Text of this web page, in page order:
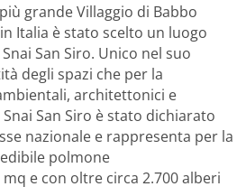
grande Villaggio di Babbo
Italia è stato scelto un luogo
San Siro. Unico nel suo
degli spazi che per la
architettonici e
San Siro è stato dichiarato
nazionale e rappresenta per la
polmone
e con oltre circa 2.700 alberi